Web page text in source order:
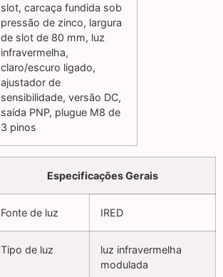
slot, carcaça fundida sob
pressão de zinco, largura
de slot de 80 mm, luz
infravermelha,
claro/escuro ligado,
ajustador de
sensibilidade, versão DC,
saída PNP, plugue M8 de
3 pinos
Especificações Gerais
Fonte de luz IRED
Tipo de luz
luz infravermelha
modulada